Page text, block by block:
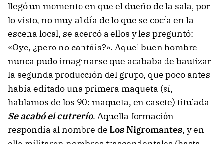
llegó un momento en que el dueño de la sala, por
lo visto, no muy al día de lo que se cocía en la
escena local, se acercó a ellos y les preguntó:
«Oye, ¿pero no cantáis?». Aquel buen hombre
nunca pudo imaginarse que acababa de bautizar
la segunda producción del grupo, que poco antes
había editado una primera maqueta (sí,
hablamos de los 90: maqueta, en casete) titulada
Se acabó el cutrerío. Aquella formación
respondía al nombre de Los Nigromantes, y en